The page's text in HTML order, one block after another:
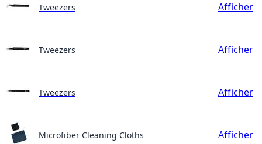
Tweezers Afficher
Tweezers Afficher
Tweezers Afficher
Microfiber Cleaning Cloths Afficher